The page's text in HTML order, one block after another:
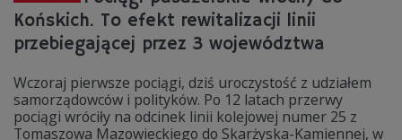
Końskich. To efekt rewitalizacji linii
przebiegającej przez 3 województwa
Wczoraj pierwsze pociągi, dziś uroczystość z udziałem
samorządowców i polityków. Po 12 latach przerwy
pociągi wróciły na odcinek linii kolejowej numer 25 z
Tomaszowa Mazowieckiego do Skarżyska-Kamiennej, w